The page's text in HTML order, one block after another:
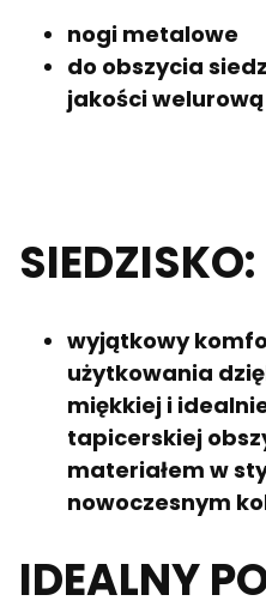
nogi metalowe
do obszycia
jakości
SIEDZISKO:
wyjątkowy
użytkowania
miękkiej i
tapicerskiej
materiałem w
nowoczesnym
IDEALNY